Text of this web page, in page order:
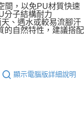
間，以免PU材質快速
分子結構耐力
、遇水或較易流腳汗
的自然特性，建議搭配
顯示電腦版詳細說明